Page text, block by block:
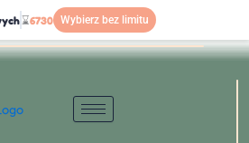
⌛6730 Wybierz bez limitu